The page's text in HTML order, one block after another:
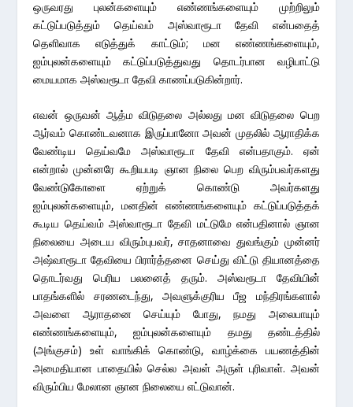
ஒருவரது புலன்களையும் எண்ணங்களையும் முற்றிலும்
கட்டுப்படுத்தும் தெய்வம் அஸ்வாரூடா தேவி என்பதைத்
தெளிவாக எடுத்துக் காட்டும்; மன எண்ணங்களையும்,
ஐம்புலன்களையும் கட்டுப்படுத்துவது தொடர்பான வழிபாட்டு
மையமாக அஸ்வரூடா தேவி காணப்படுகின்றார்.
எவன் ஒருவன் ஆத்ம விடுதலை அல்லது மன விடுதலை பெற
ஆர்வம் கொண்டவனாக இருப்பானோ அவன் முதலில் ஆராதிக்க
வேண்டிய தெய்வமே அஸ்வாரூடா தேவி என்பதாகும். ஏன்
என்றால் முன்னரே கூறியபடி ஞான நிலை பெற விரும்பவர்களது
வேண்டுகோளை ஏற்றுக் கொண்டு அவர்களது
ஐம்புலன்களையும், மனதின் எண்ணங்களையும் கட்டுப்படுத்தக்
கூடிய தெய்வம் அஸ்வாரூடா தேவி மட்டுமே என்பதினால் ஞான
நிலையை அடைய விரும்புபவர், சாதனாவை துவங்கும் முன்னர்
அஷ்வாரூடா தேவியை பிரார்த்தனை செய்து விட்டு தியானத்தை
தொடர்வது பெரிய பலனைத் தரும். அஸ்வரூடா தேவியின்
பாதங்களில் சரணடைந்து, அவளுக்குரிய பீஜ மந்திரங்களால்
அவளை ஆராதனை செய்யும் போது, நமது அலைபாயும்
எண்ணங்களையும், ஐம்புலன்களையும் தமது தண்டத்தில்
(அங்குசம்) உள் வாங்கிக் கொண்டு, வாழ்க்கை பயணத்தின்
அமைதியான பாதையில் செல்ல அவள் அருள் புரிவாள். அவன்
விரும்பிய மேலான ஞான நிலையை எட்டுவான்.